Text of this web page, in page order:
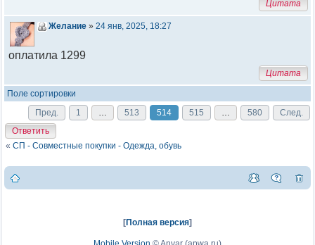
Цитата
Желание » 24 янв, 2025, 18:27
оплатила 1299
Цитата
Поле сортировки
Пред.
1 513 514 515 580
След.
Ответить
« СП - Совместные покупки - Одежда, обувь
[Полная версия]